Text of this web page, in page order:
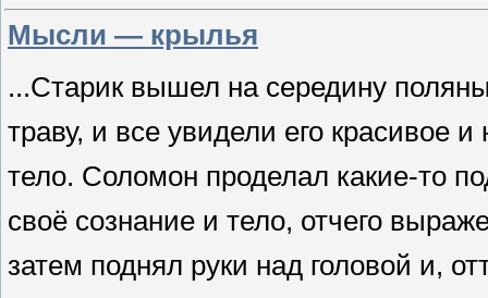
Мысли — крылья
...Старик вышел на середину
траву, и все увидели его красивое
тело. Соломон проделал какие-то
своё сознание и тело, отчего
затем поднял руки над головой и,